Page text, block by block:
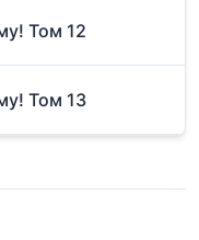
Том 12
Том 13